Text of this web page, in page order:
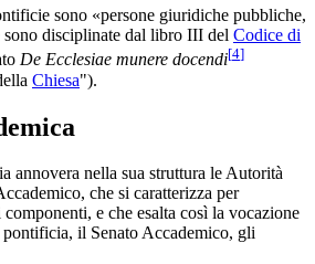
sono «persone giuridiche pubbliche,
sono disciplinate dal libro III del Codice di
De Ecclesiae munere docendi[4]
Chiesa").
annovera nella sua struttura le Autorità
che si caratterizza per
e che esalta così la vocazione
pontificia, il Senato Accademico, gli